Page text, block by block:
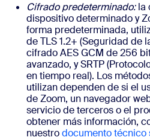
Cifrado predeterminado:la
dispositivo determinado y
forma predeterminada,
de TLS 1.2+ (Seguridad de
cifrado AES GCM de 256
avanzado, y SRTP
en tiempo real). Los
utilizan dependen de si el
de Zoom, un navegador
servicio de terceros o el
obtener más información,
nuestrodocumento técnico